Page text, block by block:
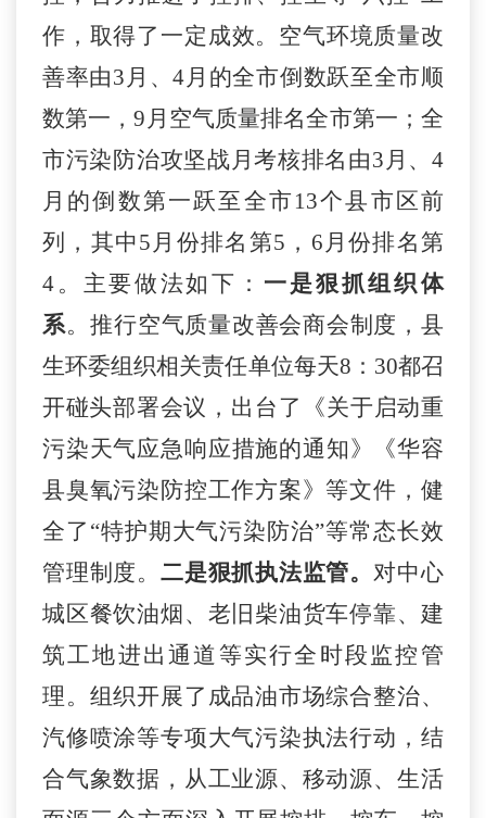
作，取得了一定成效。 空气环境质量改
善率由3 月、4月的全市倒数跃至全市顺
数第一，9 月空气质量排名全市第一； 全
市污染防治攻坚战月考核排名由3 月、4
月的倒数第一跃至全市13个县市区前
列
， 其中5 月份排名第5 ， 6 月份排名第
4 。 主要做法如下： 一是狠抓组织体
系。推行空气质量改善会商会制度，县
生环委组织相关责任单位每天8：30都召
开碰头部署会议， 出台了
《关于启动重
污染天气应急响应措施的通知》《华容
县臭氧污染防控工作方案》等文件， 健
全了 “特护期大气污染防治”等常态长效
管理制度。 二是狠抓执法监管。对中心
城区餐饮油烟、老旧柴油货车停靠、 建
筑工地进出通道等实行全时段监控管
理 。组织开展了成品油市场综合整治、
汽修喷涂等专项大气污染执法行动， 结
合气象数据， 从工业源、移动源、生活